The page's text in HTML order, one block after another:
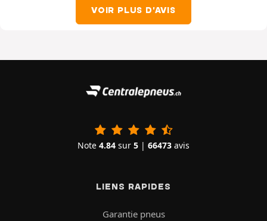
VOIR PLUS D'AVIS
Note 4.84 sur 5 | 66473 avis
LIENS RAPIDES
Garantie pneus